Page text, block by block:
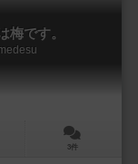
梅です。
3件